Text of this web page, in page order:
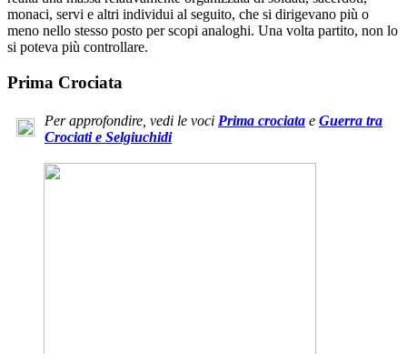
monaci, servi e altri individui al seguito, che si dirigevano più o
meno nello stesso posto per scopi analoghi. Una volta partito, non lo
si poteva più controllare.
Prima Crociata
Per approfondire, vedi le voci Prima crociata e Guerra tra
Crociati e Selgiuchidi